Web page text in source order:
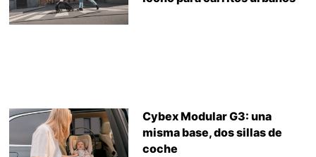
Cybex Modular G3: una
misma base, dos sillas de
coche